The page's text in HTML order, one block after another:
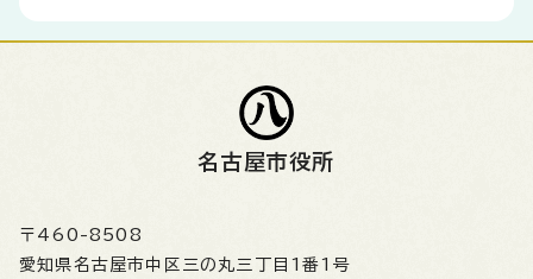
名古屋市役所
〒460-8508
愛知県名古屋市中区三の丸三丁目1番1号